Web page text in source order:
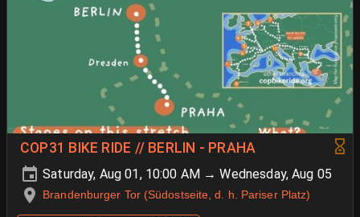
COP31 BIKE RIDE // BERLIN - PRAHA
Saturday, Aug 01, 10:00 AM → Wednesday, Aug 05
Brandenburger Tor (Südostseite, d. h. Pariser Platz)